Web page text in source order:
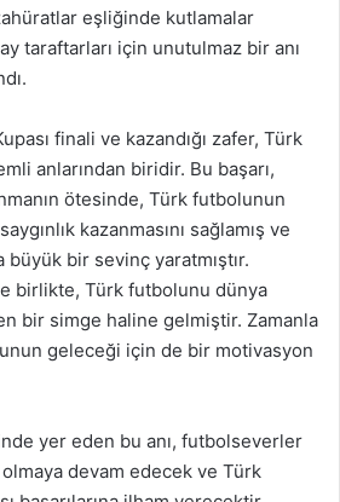
eşliğinde kutlamalar
taraftarları için unutulmaz bir anı
finali ve kazandığı zafer, Türk
anlarından biridir. Bu başarı,
ötesinde, Türk futbolunun
kazanmasını sağlamış ve
bir sevinç yaratmıştır.
birlikte, Türk futbolunu dünya
bir simge haline gelmiştir. Zamanla
geleceği için de bir motivasyon
yer eden bu anı, futbolseverler
devam edecek ve Türk